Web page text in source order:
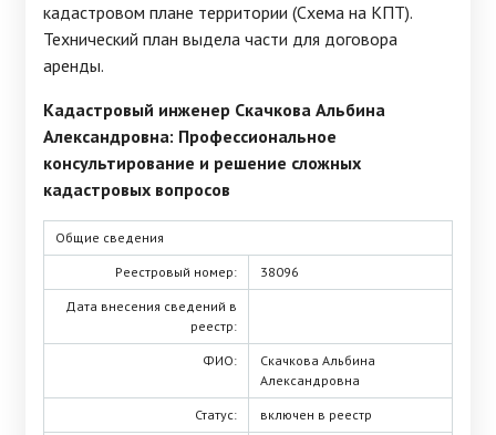
кадастровом плане территории (Схема на КПТ).
Технический план выдела части для договора
аренды.
Кадастровый инженер Скачкова Альбина
Александровна: Профессиональное
консультирование и решение сложных
кадастровых вопросов
Общие сведения
Реестровый номер: 38096
Дата внесения сведений в
реестр:
ФИО:
Скачкова Альбина
Александровна
Статус: включен в реестр